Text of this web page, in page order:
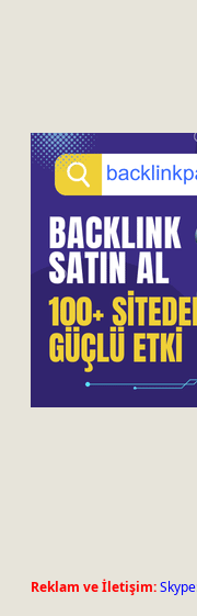
Reklam ve İletişim: